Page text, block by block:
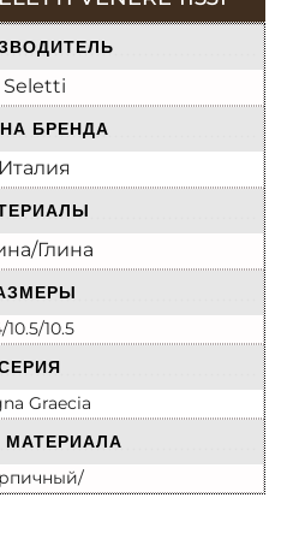
Seletti
БРЕНДА
Италия
Глина
10.5/10.5
Graecia
МАТЕРИАЛА